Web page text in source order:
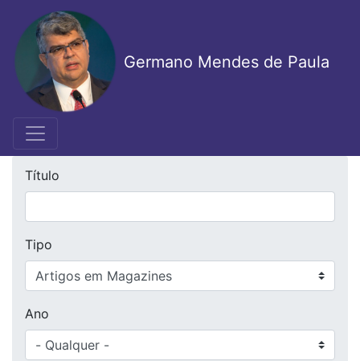
para
conteúdo
principal
Germano Mendes de Paula
Título
Tipo
Ano